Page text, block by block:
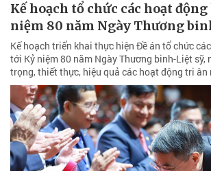
Kế hoạch tổ chức các hoạt
niệm 80 năm Ngày Thương
Kế hoạch triển khai thực hiện Đề án tổ chức
tới Kỷ niệm 80 năm Ngày Thương binh-Liệt sỹ,
trọng, thiết thực, hiệu quả các hoạt động tri ân